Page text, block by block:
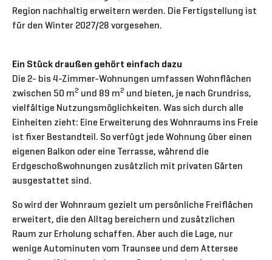
Region nachhaltig erweitern werden. Die Fertigstellung ist
für den Winter 2027/28 vorgesehen.
Ein Stück draußen gehört einfach dazu
Die 2- bis 4-Zimmer-Wohnungen umfassen Wohnflächen
zwischen 50 m2 und 89 m2 und bieten, je nach Grundriss,
vielfältige Nutzungsmöglichkeiten. Was sich durch alle
Einheiten zieht: Eine Erweiterung des Wohnraums ins Freie
ist fixer Bestandteil. So verfügt jede Wohnung über einen
eigenen Balkon oder eine Terrasse, während die
Erdgeschoßwohnungen zusätzlich mit privaten Gärten
ausgestattet sind.
So wird der Wohnraum gezielt um persönliche Freiflächen
erweitert, die den Alltag bereichern und zusätzlichen
Raum zur Erholung schaffen. Aber auch die Lage, nur
wenige Autominuten vom Traunsee und dem Attersee